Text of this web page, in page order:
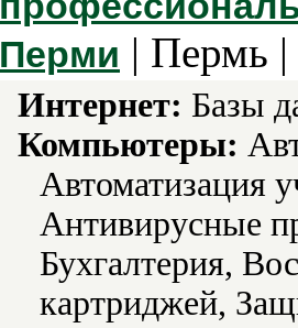
Перми | Пермь |
Интернет: Базы
Компьютеры:
Автоматизация
Антивирусные
Бухгалтерия,
картриджей,